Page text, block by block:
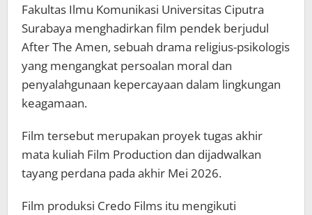
Fakultas Ilmu Komunikasi Universitas Ciputra
Surabaya menghadirkan film pendek berjudul
After The Amen, sebuah drama religius-psikologis
yang mengangkat persoalan moral dan
penyalahgunaan kepercayaan dalam lingkungan
keagamaan.
Film tersebut merupakan proyek tugas akhir
mata kuliah Film Production dan dijadwalkan
tayang perdana pada akhir Mei 2026.
Film produksi Credo Films itu mengikuti